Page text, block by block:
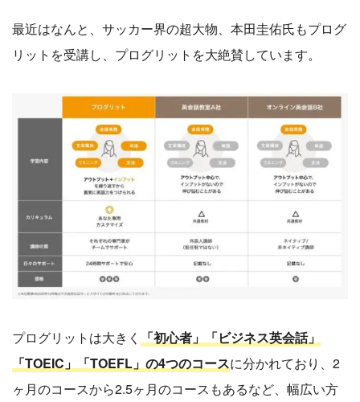
最近はなんと、サッカー界の超大物、本田圭佑氏もプログ
リットを受講し、プログリットを大絶賛しています。
プログリットは大きく
「初心者」「ビジネス英会話」
「TOEIC」「TOEFL」の4つのコースに分かれており、2
ヶ月のコースから2.5ヶ月のコースもあるなど、幅広い方